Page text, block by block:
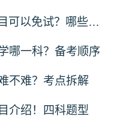
2026年中级注安哪些科目可以免试？哪些人可以免考？
哪一科？备考顺序
不难？考点拆解
介绍！四科题型